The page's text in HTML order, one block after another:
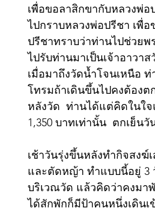
เพื่อขอลาสิกขากับหลวงพ่
ไปกราบหลวงพ่อปรีชา เพื่
ปรีชาทราบว่าท่านไปช่วย
ไปรับท่านมาเป็นเจ้าอาวา
เมื่อมาถึงวัดน้ำโจนเหนือ
โทรมถ้าเดินขึ้นไปคงต้อง
หลังวัด  ท่านได้แต่คิดในใ
1,350 บาทเท่านั้น  ตกเย็
เช้าวันรุ่งขึ้นหลังทำกิจสงฆ์
และตัดหญ้า ทำแบบนี้อยู่ 3
บริเวณวัด แล้วคิดว่าคงมา
ได้สักพักก็มีป้าคนหนึ่งเดิน